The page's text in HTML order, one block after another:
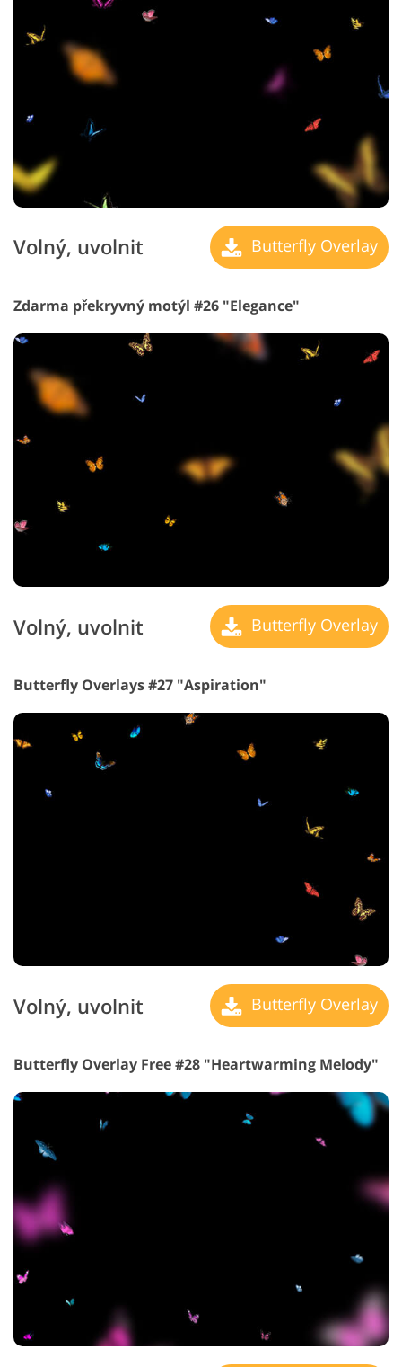
Volný, uvolnit Butterfly Overlay
Zdarma překryvný motýl #26 "Elegance"
Volný, uvolnit Butterfly Overlay
Butterfly Overlays #27 "Aspiration"
Volný, uvolnit Butterfly Overlay
Butterfly Overlay Free #28 "Heartwarming Melody"